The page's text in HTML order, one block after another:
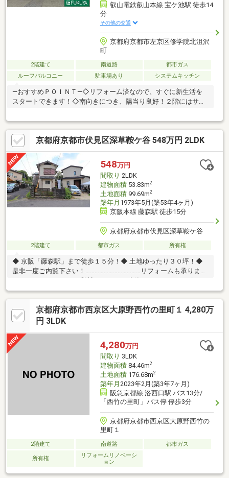
叡山電鉄叡山本線 宝ケ池駅 徒歩14
分
その他の交通
京都府京都市左京区修学院北沮沢
町
2階建て 南道路
都市ガス
ルーフバルコニー
駐車場あり システムキッチン
―おすすめＰＯＩＮＴ―◇リフォーム済なので、すぐに新生活を
スタートできます！◇南向きにつき、陽当り良好！２階にはサン
ルームあり！―リフォーム内容 ［令和８年３月末完成］―≪新調
≫システムキッチン、浴室、洗面化粧台、温水洗浄便座、給湯
器、モニター付きインターホン、浴室水栓・追焚き配管≪貼替≫
フローリング（ＤＫ)、ＣＦ(洗面室)≪その他≫間取変更（２F和
室を洋室に変更)、防蟻工事、火災報知器設置、ハウスクリーニン
グ、バルコニー洗浄、屋根葺き替え、外壁塗装・クラック補修◇
設備延長１０年保証システムキッチン、洗面化粧台、温水洗浄便
座、給湯器、モニター付インターホン
京都府京都市伏見区深草鞍ケ谷 548万円 2LDK
548万円
間取り 2LDK
建物面積53.83m2
土地面積99.69m2
築年月 1973年5月(築53年4ヶ月)
京阪本線 藤森駅 徒歩15分
京都府京都市伏見区深草鞍ケ谷
2階建て 都市ガス 所有権
◆ 京阪「藤森駅」まで徒歩１５分！◆ 土地ゆったり３０坪！◆
是非一度ご内覧下さい！………………………………リフォームも承りま
ております！リフォームの見積もりやご予算に応じてのご提案も
可能ですのでお気軽にご相談ください♪
京都府京都市西京区大原野西竹の里町１ 4,280万
円 3LDK
4,280万円
間取り 3LDK
建物面積84.46m2
土地面積176.68m2
築年月 2023年2月(築3年7ヶ月)
阪急京都線 洛西口駅 バス13分/
「西竹の里町」バス停 停歩3分
京都府京都市西京区大原野西竹の
里町１
2階建て 南道路 都市ガス
所有権
リフォームリノベーシ
ョン